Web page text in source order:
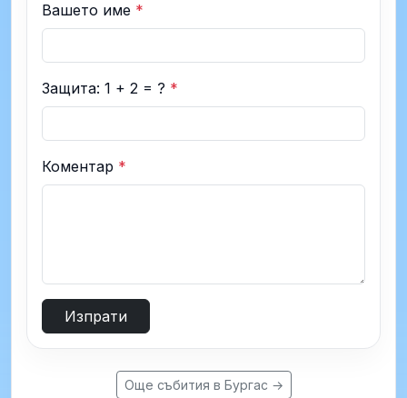
Вашето име *
Защита: 1 + 2 = ? *
Коментар *
Изпрати
Още събития в Бургас →